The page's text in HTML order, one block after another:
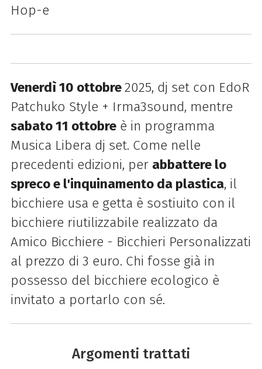
Hop-e
Venerdì 10 ottobre2025, dj set con EdoR
Patchuko Style + Irma3sound, mentre
sabato 11 ottobreè in programma
Musica Libera dj set. Come nelle
precedenti edizioni, per abbattere lo
spreco e l'inquinamento da plastica, il
bicchiere usa e getta è sostiuito con il
bicchiere riutilizzabile realizzato da
Amico Bicchiere - Bicchieri Personalizzati
al prezzo di 3 euro. Chi fosse già in
possesso del bicchiere ecologico è
invitato a portarlo con sé.
Argomenti trattati